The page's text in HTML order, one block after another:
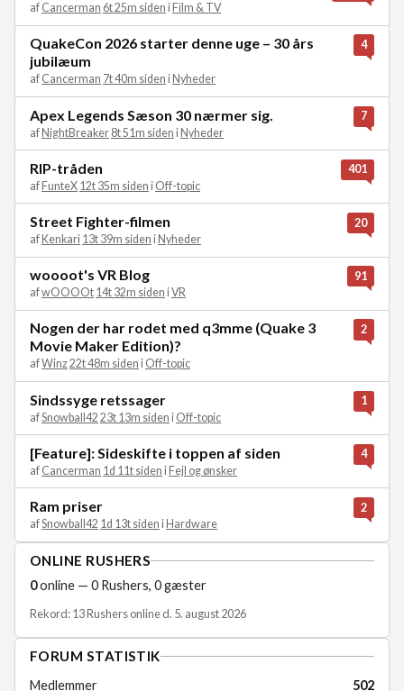
af Cancerman 6t 25m siden i Film & TV
QuakeCon 2026 starter denne uge – 30 års
jubilæum
af Cancerman 7t 40m siden i Nyheder
4
Apex Legends Sæson 30 nærmer sig.
afNightBreaker 8t 51m siden iNyheder
7
RIP-tråden
af FunteX 12t 35m siden i Off-topic
401
Street Fighter-filmen
af Kenkari 13t 39m siden i Nyheder
20
woooot's VR Blog
afwOOOOt 14t 32m siden iVR
91
Nogen der har rodet med q3mme (Quake 3
Movie Maker Edition)?
afWinz22t 48m siden i Off-topic
2
Sindssyge retssager
afSnowball42 23t 13m siden i Off-topic
1
[Feature]: Sideskifte i toppen af siden
af Cancerman 1d 11t siden i Fejl og ønsker
4
Ram priser
afSnowball42 1d 13t siden i Hardware
2
ONLINE RUSHERS
0online — 0 Rushers, 0 gæster
Rekord: 13 Rushers online d. 5. august 2026
FORUM STATISTIK
Medlemmer 502